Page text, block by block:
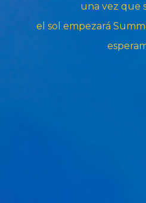
una vez que
el sol empezará